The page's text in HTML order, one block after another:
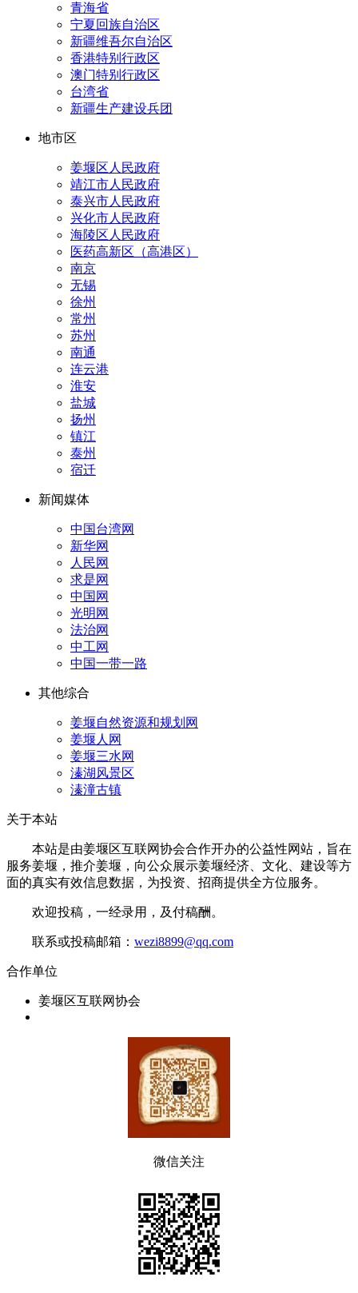
青海省
宁夏回族自治区
新疆维吾尔自治区
香港特别行政区
澳门特别行政区
台湾省
新疆生产建设兵团
地市区
姜堰区人民政府
靖江市人民政府
泰兴市人民政府
兴化市人民政府
海陵区人民政府
医药高新区（高港区）
南京
无锡
徐州
常州
苏州
南通
连云港
淮安
盐城
扬州
镇江
泰州
宿迁
新闻媒体
中国台湾网
新华网
人民网
求是网
中国网
光明网
法治网
中工网
中国一带一路
其他综合
姜堰自然资源和规划网
姜堰人网
姜堰三水网
溱湖风景区
溱潼古镇
关于本站
本站是由姜堰区互联网协会合作开办的公益性网站，旨在
服务姜堰，推介姜堰，向公众展示姜堰经济、文化、建设等方
面的真实有效信息数据，为投资、招商提供全方位服务。
欢迎投稿，一经录用，及付稿酬。
联系或投稿邮箱： wezi8899@qq.com
合作单位
姜堰区互联网协会
微信关注